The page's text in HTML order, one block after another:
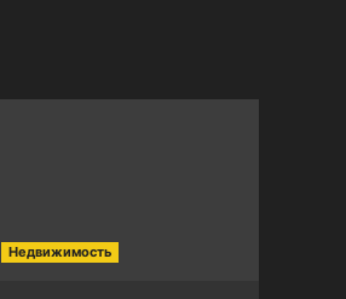
Недвижимость